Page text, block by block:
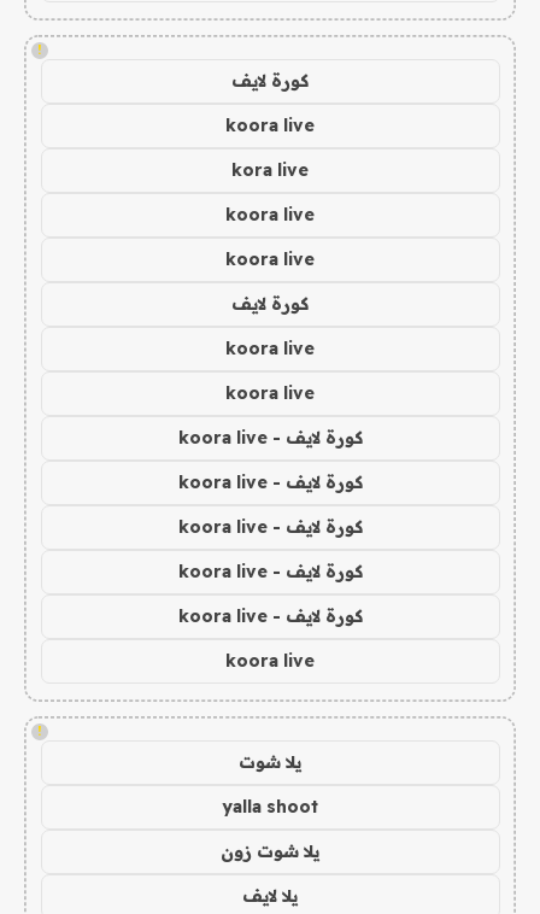
!
كورة لايف
koora live
kora live
koora live
koora live
كورة لايف
koora live
koora live
كورة لايف - koora live
كورة لايف - koora live
كورة لايف - koora live
كورة لايف - koora live
كورة لايف - koora live
koora live
!
يلا شوت
yalla shoot
يلا شوت زون
يلا لايف